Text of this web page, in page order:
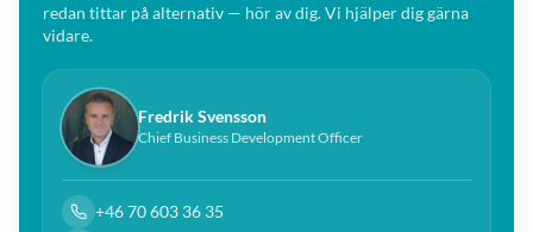
redan tittar på alternativ — hör av dig. Vi hjälper dig gärna
vidare.
Fredrik Svensson
Chief Business Development Officer
+46 70 603 36 35